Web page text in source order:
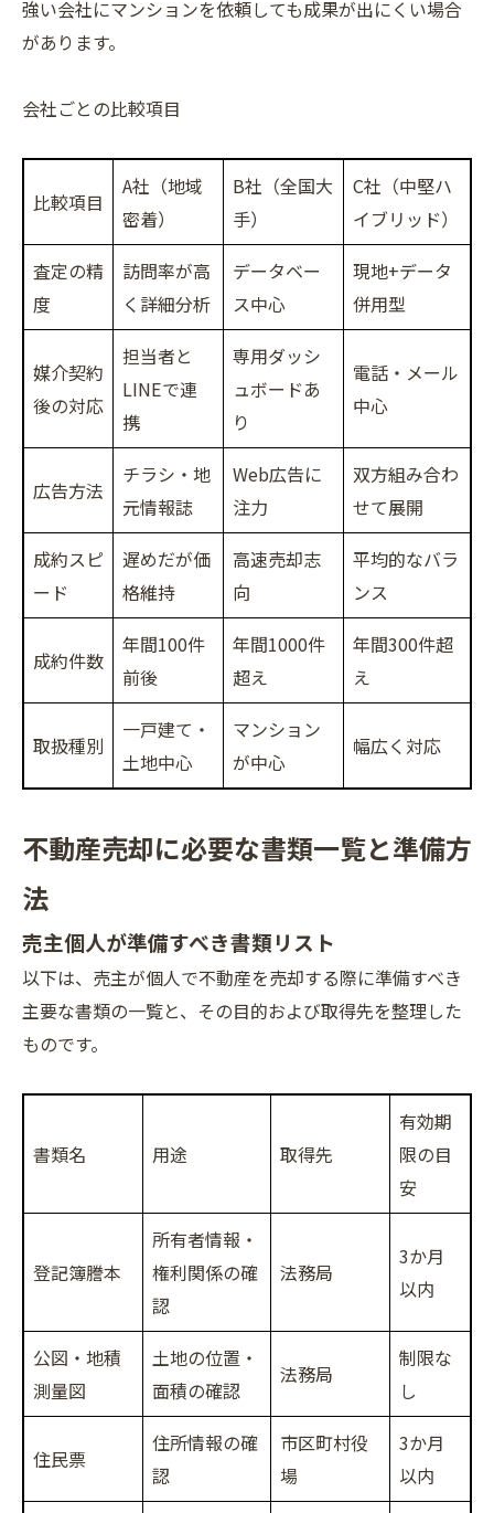
強い会社にマンションを依頼しても成果が出にくい場合
があります。
会社ごとの比較項目
比較項目
A社（地域
密着）
B社（全国大
手）
C社（中堅ハ
イブリッド）
査定の精
度
訪問率が高
く詳細分析
データベー
ス中心
現地+データ
併用型
媒介契約
後の対応
担当者と
LINEで連
携
専用ダッシ
ュボードあ
り
電話・メール
中心
広告方法
チラシ・地
元情報誌
Web広告に
注力
双方組み合わ
せて展開
成約スピ
ード
遅めだが価
格維持
高速売却志
向
平均的なバラ
ンス
成約件数
年間100件
前後
年間1000件
超え
年間300件超
え
取扱種別
一戸建て・
土地中心
マンション
が中心
幅広く対応
不動産売却に必要な書類一覧と準備方
法
売主個人が準備すべき書類リスト
以下は、売主が個人で不動産を売却する際に準備すべき
主要な書類の一覧と、その目的および取得先を整理した
ものです。
書類名 用途 取得先
有効期
限の目
安
登記簿謄本
所有者情報・
権利関係の確
認
法務局
3か月
以内
公図・地積
測量図
土地の位置・
面積の確認
法務局
制限な
し
住民票
住所情報の確
認
市区町村役
場
3か月
以内